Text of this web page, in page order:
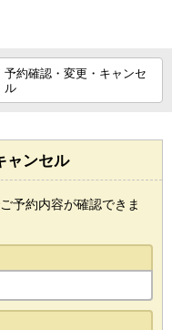
予約確認・変更・キャンセ
ル
ャンセル
予約内容が確認できま